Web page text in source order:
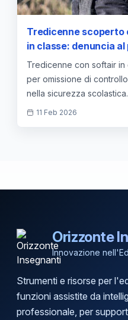
Tredicenne scoperto
in classe: denuncia al
Tredicenne con softair
per omissione di
nella sicurezza scolastica.
11 Feb 2026
Orizzonte
Innovazione
Strumenti e risorse per
funzioni assistite da
professionale, per